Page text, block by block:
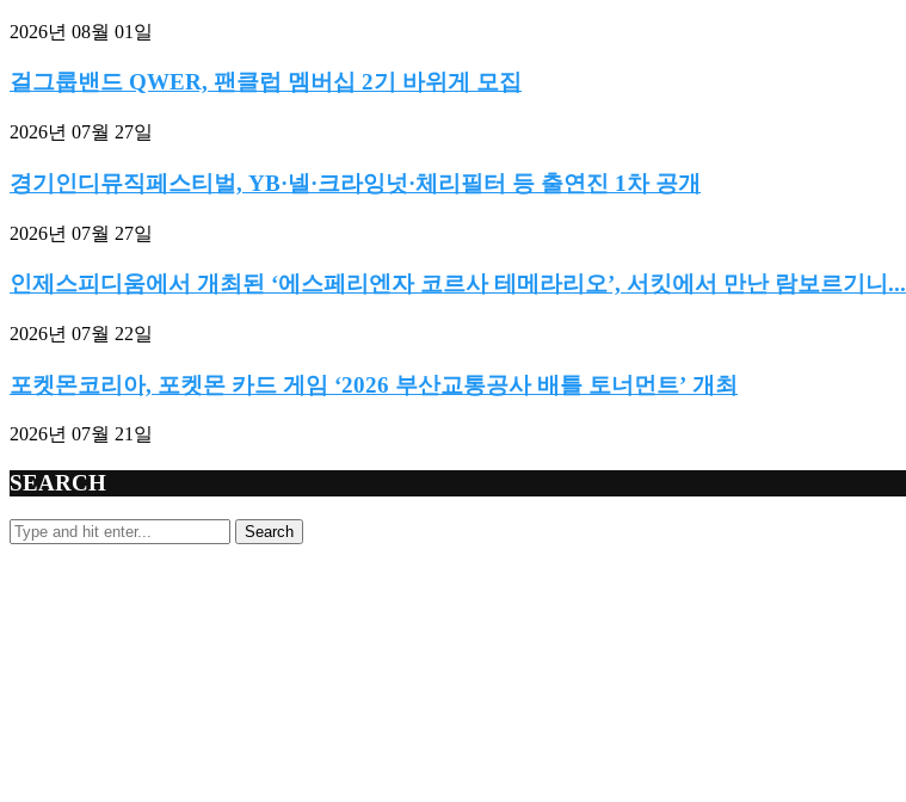
2026년 08월 01일
걸그룹밴드 QWER, 팬클럽 멤버십 2기 바위게 모집
2026년 07월 27일
경기인디뮤직페스티벌, YB·넬·크라잉넛·체리필터 등 출연진 1차 공개
2026년 07월 27일
인제스피디움에서 개최된 ‘에스페리엔자 코르사 테메라리오’, 서킷에서 만난 람보르기니...
2026년 07월 22일
포켓몬코리아, 포켓몬 카드 게임 ‘2026 부산교통공사 배틀 토너먼트’ 개최
2026년 07월 21일
SEARCH
Search